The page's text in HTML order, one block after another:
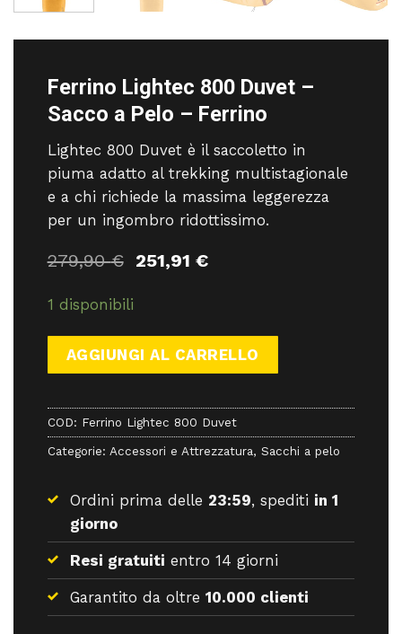
Ferrino Lightec 800 Duvet –
Sacco a Pelo – Ferrino
Lightec 800 Duvet è il saccoletto in
piuma adatto al trekking multistagionale
e a chi richiede la massima leggerezza
per un ingombro ridottissimo.
279,90€ Il
279,90 €.
251,91 €Il
251,91 €.
1 disponibili
AGGIUNGI AL CARRELLO
COD: Ferrino Lightec 800 Duvet
Categorie: Accessori e Attrezzatura, Sacchi a pelo
Ordini prima delle 23:59, spediti in 1
giorno
Resi gratuiti entro 14 giorni
Garantito da oltre 10.000 clienti